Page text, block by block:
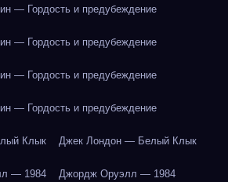
— Гордость и предубеждение
— Гордость и предубеждение
— Гордость и предубеждение
— Гордость и предубеждение
Клык Джек Лондон — Белый Клык
— 1984 Джордж Оруэлл — 1984